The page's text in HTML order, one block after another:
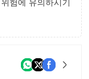
험에 유의하시기